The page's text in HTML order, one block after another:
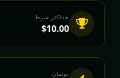
حداکثر شرط
$10.00
نوسان